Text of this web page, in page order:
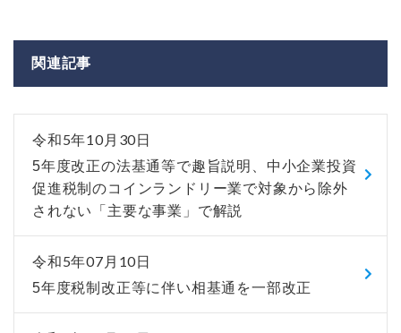
関連記事
令和5年10月30日
5年度改正の法基通等で趣旨説明、中小企業投資
促進税制のコインランドリー業で対象から除外
されない「主要な事業」で解説
令和5年07月10日
5年度税制改正等に伴い相基通を一部改正